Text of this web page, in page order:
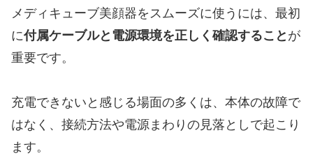
メディキューブ美顔器をスムーズに使うには、最初
に付属ケーブルと電源環境を正しく確認すること が
重要です。
充電できないと感じる場面の多くは、本体の故障で
はなく、接続方法や電源まわりの見落としで起こり
ます。